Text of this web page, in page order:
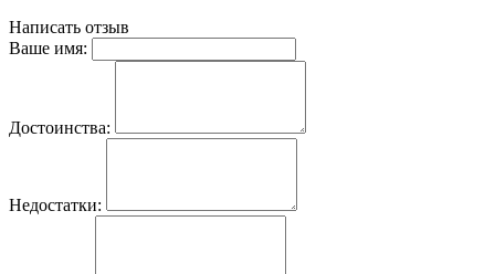
Написать отзыв
Ваше имя:
Достоинства:
Недостатки: